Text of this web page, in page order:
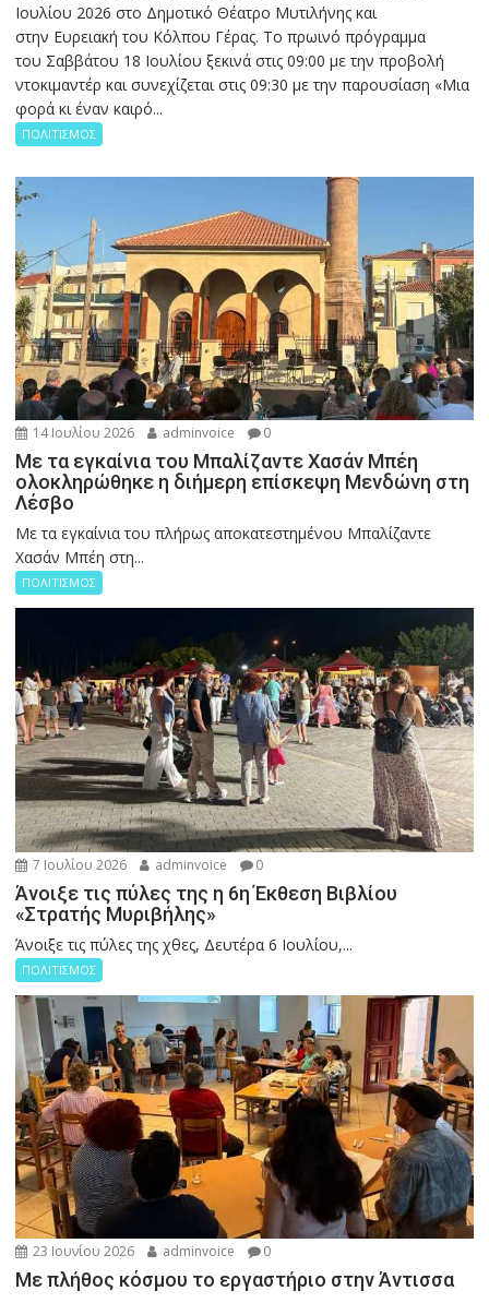
Ιουλίου 2026 στο Δημοτικό Θέατρο Μυτιλήνης και
στην Ευρειακή του Κόλπου Γέρας. Το πρωινό πρόγραμμα
του Σαββάτου 18 Ιουλίου ξεκινά στις 09:00 με την προβολή
ντοκιμαντέρ και συνεχίζεται στις 09:30 με την παρουσίαση «Μια
φορά κι έναν καιρό...
ΠΟΛΙΤΙΣΜΟΣ
14 Ιουλίου 2026 adminvoice 0
Με τα εγκαίνια του Μπαλίζαντε Χασάν Μπέη
ολοκληρώθηκε η διήμερη επίσκεψη Μενδώνη στη
Λέσβο
Με τα εγκαίνια του πλήρως αποκατεστημένου Μπαλίζαντε
Χασάν Μπέη στη...
ΠΟΛΙΤΙΣΜΟΣ
7 Ιουλίου 2026 adminvoice 0
Άνοιξε τις πύλες της η 6η Έκθεση Βιβλίου
«Στρατής Μυριβήλης»
Άνοιξε τις πύλες της χθες, Δευτέρα 6 Ιουλίου,...
ΠΟΛΙΤΙΣΜΟΣ
23 Ιουνίου 2026 adminvoice 0
Με πλήθος κόσμου το εργαστήριο στην Άντισσα